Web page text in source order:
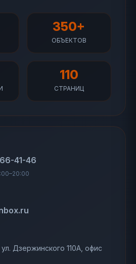
350+
ОБЪЕКТОВ
110
СТРАНИЦ
41-46
Дзержинского 110А, офис